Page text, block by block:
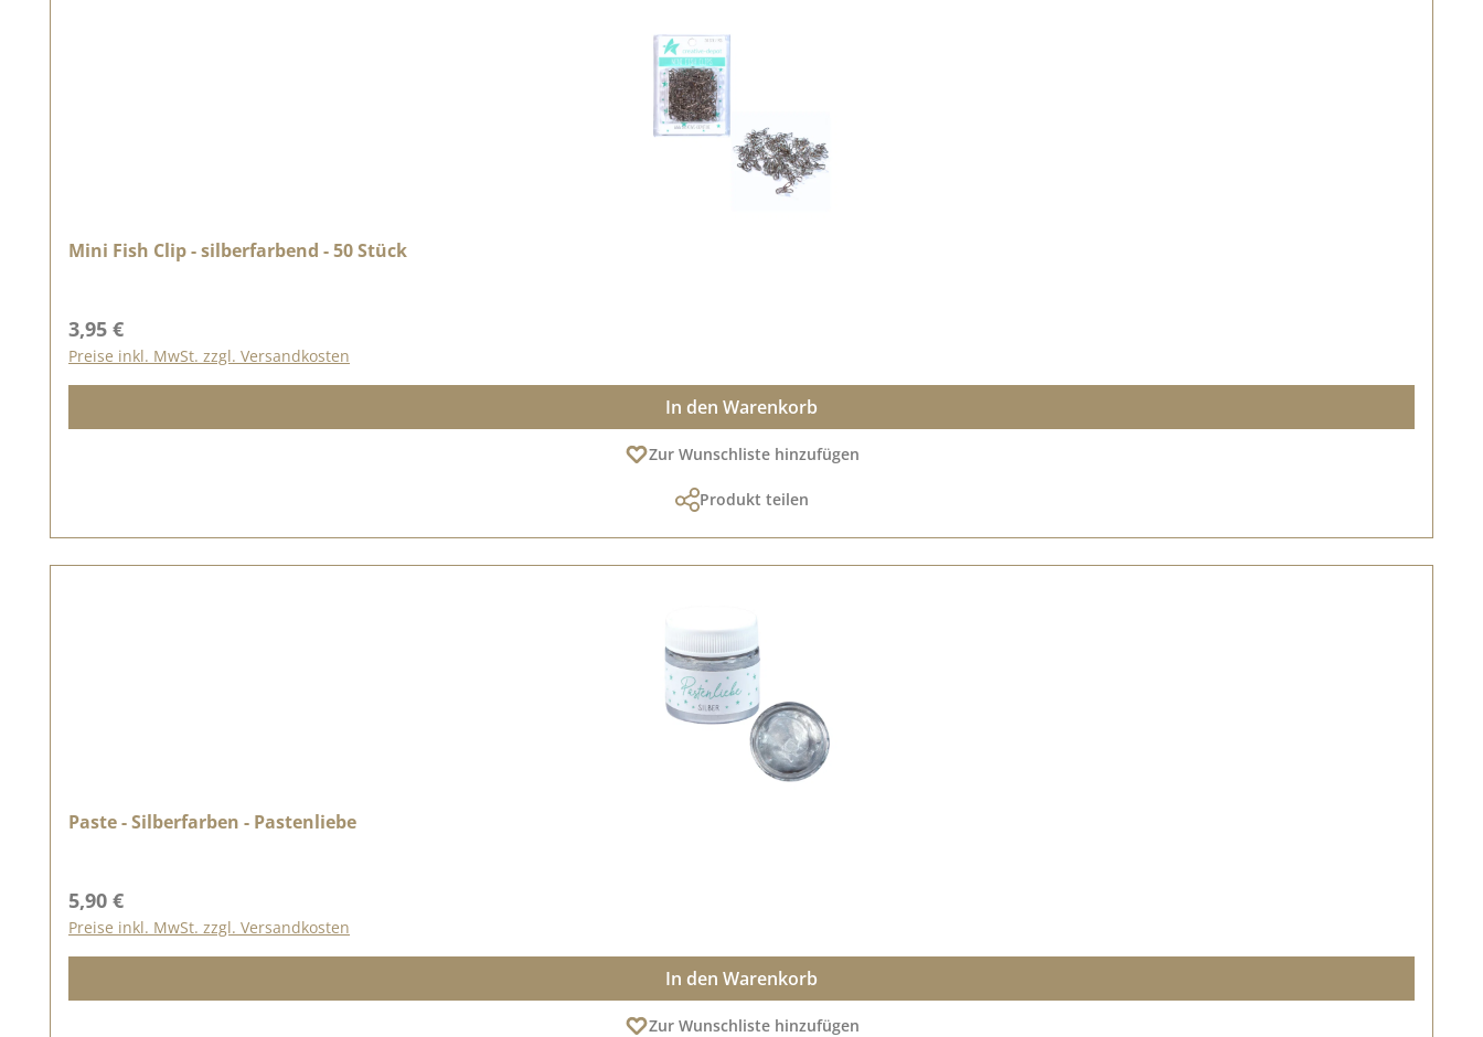
Mini Fish Clip - silberfarbend - 50 Stück
Regulärer Preis:
3,95 €
Preise inkl. MwSt. zzgl. Versandkosten
In den Warenkorb
Zur Wunschliste hinzufügen
Produkt teilen
Paste - Silberfarben - Pastenliebe
Regulärer Preis:
5,90 €
Preise inkl. MwSt. zzgl. Versandkosten
In den Warenkorb
Zur Wunschliste hinzufügen